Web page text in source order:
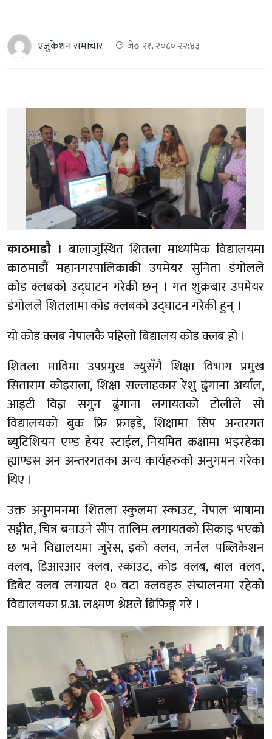
एजुकेशन समाचार जेठ २१, २०८० २२:४३
काठमाडाै‌ । बालाजुस्थित शितला माध्यमिक विद्यालयमा
काठमाडौं महानगरपालिकाकी उपमेयर सुनिता डंगोलले
कोड क्लबको उद्घाटन गरेकी छन् । गत शुक्रबार उपमेयर
डंगोलले शितलामा कोड क्लबको उद्घाटन गरेकी हुन् ।
यो कोड क्लब नेपालकै पहिलो बिद्यालय कोड क्लब हो ।
शितला माविमा उपप्रमुख ज्युसँगै शिक्षा विभाग प्रमुख
सिताराम कोइराला, शिक्षा सल्लाहकार रेशु ढुंगाना अर्याल,
आइटी विज्ञ सगुन ढुंगाना लगायतको टोलीले सो
विद्यालयको बुक फ्रि फ्राइडे, शिक्षामा सिप अन्तरगत
ब्युटिशियन एण्ड हेयर स्टाईल, नियमित कक्षामा भइरहेका
ह्याण्डस अन अन्तरगतका अन्य कार्यहरुको अनुगमन गरेका
थिए ।
उक्त अनुगमनमा शितला स्कुलमा स्काउट, नेपाल भाषामा
सङ्गीत, चित्र बनाउने सीप तालिम लगायतको सिकाइ भएको
छ भने विद्यालयमा जुरेस, इको क्लव, जर्नल पब्लिकेशन
क्लव, डिआरआर क्लव, स्काउट, कोड क्लब, बाल क्लव,
डिबेट क्लव लगायत १० वटा क्लवहरु संचालनमा रहेको
विद्यालयका प्र.अ. लक्ष्मण श्रेष्ठले ब्रिफिङ्ग गरे ।